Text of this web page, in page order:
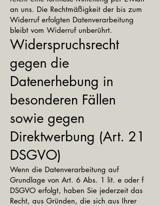
an uns. Die Rechtmäßigkeit der bis zum
Widerruf erfolgten Datenverarbeitung
bleibt vom Widerruf unberührt.
Widerspruchsrecht
gegen die
Datenerhebung in
besonderen Fällen
sowie gegen
Direktwerbung (Art. 21
DSGVO)
Wenn die Datenverarbeitung auf
Grundlage von Art. 6 Abs. 1 lit. e oder f
DSGVO erfolgt, haben Sie jederzeit das
Recht, aus Gründen, die sich aus Ihrer